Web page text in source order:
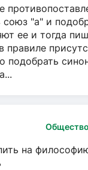
союз "а" и
ее и тогда
правиле
подобрать
на